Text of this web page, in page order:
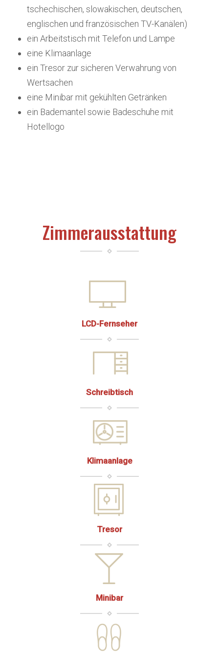
tschechischen, slowakischen, deutschen,
englischen und französischen TV-Kanälen)
ein Arbeitstisch mit Telefon und Lampe
eine Klimaanlage
ein Tresor zur sicheren Verwahrung von
Wertsachen
eine Minibar mit gekühlten Getränken
ein Bademantel sowie Badeschuhe mit
Hotellogo
Zimmerausstattung
LCD-Fernseher
Schreibtisch
Klimaanlage
Tresor
Minibar